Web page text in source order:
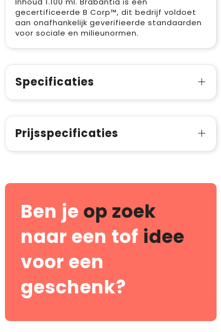
gecertificeerde B Corp™, dit bedrijf voldoet
aan onafhankelijk geverifieerde standaarden
voor sociale en milieunormen.
Specificaties
Prijsspecificaties
Ben je op zoek
naar een tof idee
voor een
geschenk?